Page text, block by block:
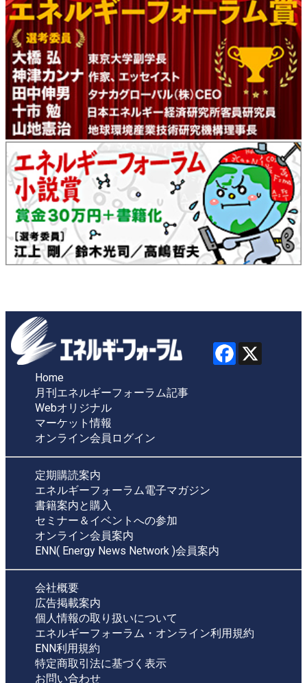
Home
月刊エネルギーフォーラム記事
Webオリジナル
マーケット情報
オンライン会員ログイン
定期購読案内
エネルギーフォーラム電子マガジン
書籍案内と購入
セミナー＆イベントへの参加
オンライン会員案内
ENN( Energy News Network )会員案内
会社概要
広告掲載案内
個人情報の取り扱いについて
エネルギーフォーラム・オンライン利用規約
ENN利用規約
特定商取引法に基づく表示
お問い合わせ